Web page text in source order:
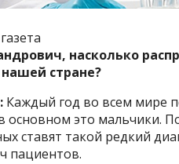
насколько
стране?
Каждый год во всем мире
основном это мальчики.
ставят такой редкий
пациентов.